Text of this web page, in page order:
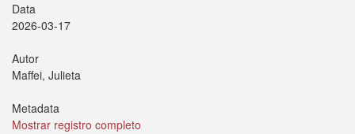
Data
2026-03-17
Autor
Maffei, Julieta
Metadata
Mostrar registro completo